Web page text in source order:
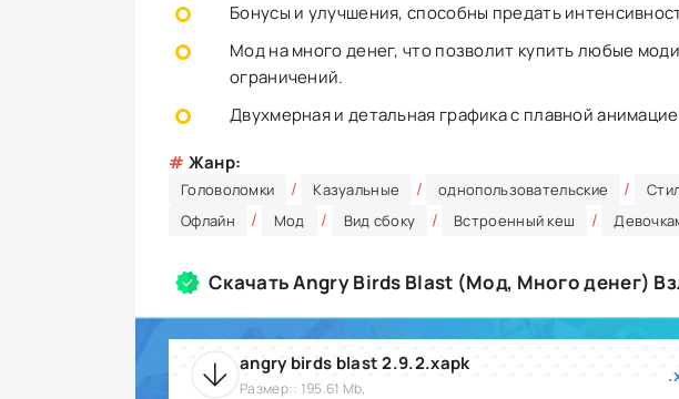
Бонусы и улучшения, способны предать
Мод на много денег, что позволит купить любые
ограничений.
Двухмерная и детальная графика с плавной
# Жанр:
Головоломки / Казуальные / однопользовательские /
Офлайн / Мод / Вид сбоку / Встроенный кеш /
Скачать Angry Birds Blast (Мод, Много денег)
angry birds blast 2.9.2.xapk
Размер:: 195.61 Mb,